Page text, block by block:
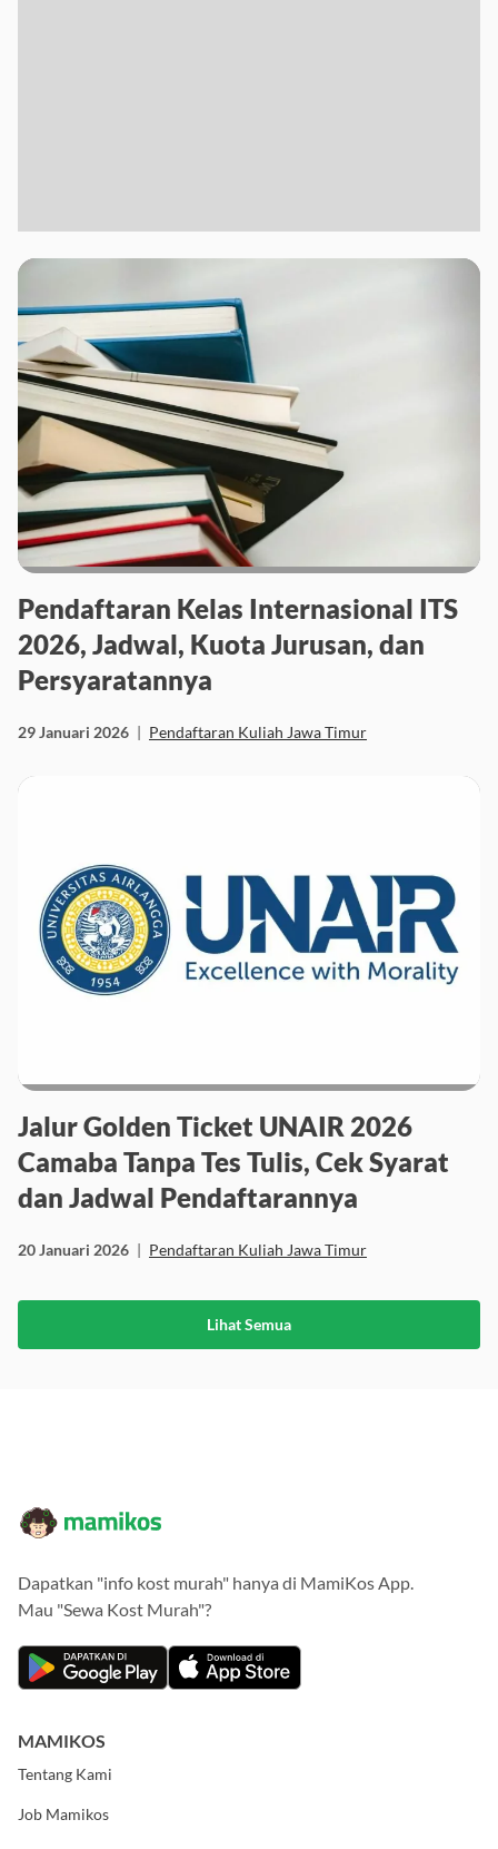
Pendaftaran Kelas Internasional ITS
2026, Jadwal, Kuota Jurusan, dan
Persyaratannya
29 Januari 2026 | Pendaftaran Kuliah Jawa Timur
Jalur Golden Ticket UNAIR 2026
Camaba Tanpa Tes Tulis, Cek Syarat
dan Jadwal Pendaftarannya
20 Januari 2026 | Pendaftaran Kuliah Jawa Timur
Lihat Semua
Dapatkan "info kost murah" hanya di MamiKos App.
Mau "Sewa Kost Murah"?
MAMIKOS
Tentang Kami
Job Mamikos